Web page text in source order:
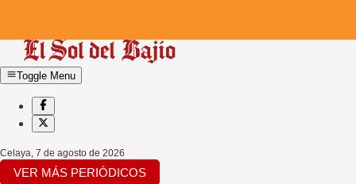
Toggle Menu
Celaya, 7 de agosto de 2026
VER MÁS PERIÓDICOS